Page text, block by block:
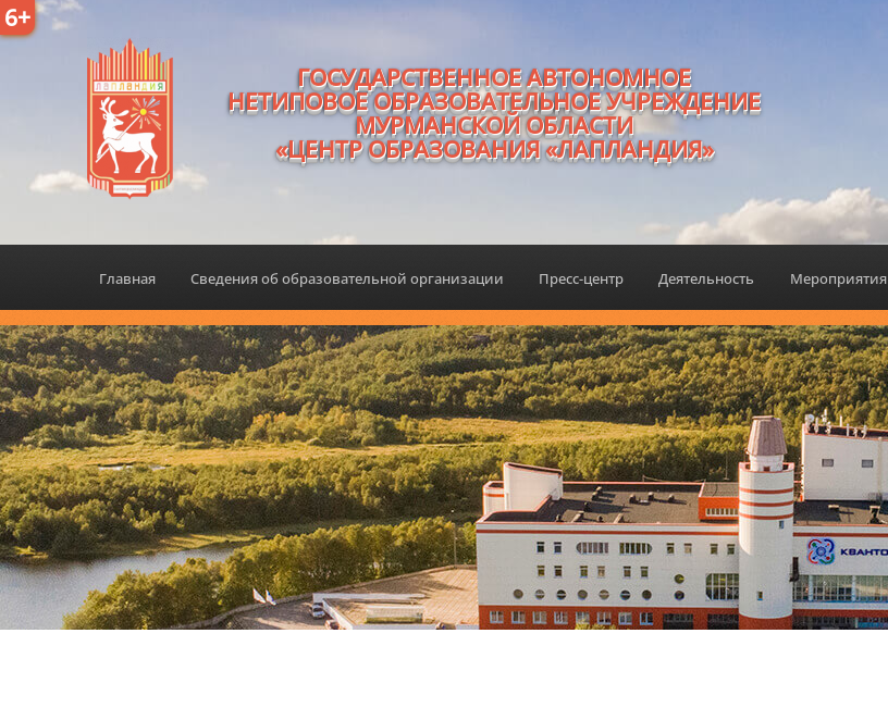
6+
ГОСУДАРСТВЕННОЕ АВТОНОМНОЕ
НЕТИПОВОЕ ОБРАЗОВАТЕЛЬНОЕ УЧРЕЖДЕНИЕ
МУРМАНСКОЙ ОБЛАСТИ
«ЦЕНТР ОБРАЗОВАНИЯ «ЛАПЛАНДИЯ»
Главная Сведения об образовательной организации Пресс-центр Деятельность Мероприятия